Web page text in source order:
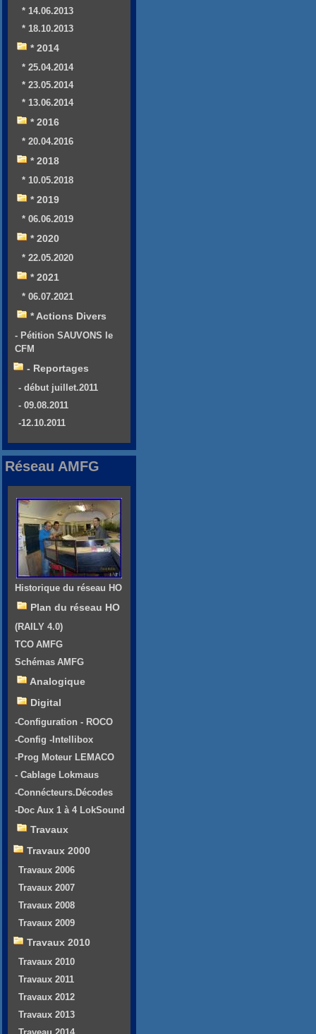
* 14.06.2013
* 18.10.2013
* 2014
* 25.04.2014
* 23.05.2014
* 13.06.2014
* 2016
* 20.04.2016
* 2018
* 10.05.2018
* 2019
* 06.06.2019
* 2020
* 22.05.2020
* 2021
* 06.07.2021
* Actions Divers
- Pétition SAUVONS le
CFM
- Reportages
- début juillet.2011
- 09.08.2011
-12.10.2011
Réseau AMFG
Historique du réseau HO
Plan du réseau HO
(RAILY 4.0)
TCO AMFG
Schémas AMFG
Analogique
Digital
-Configuration - ROCO
-Config -Intellibox
-Prog Moteur LEMACO
- Cablage Lokmaus
-Connécteurs.Décodes
-Doc Aux 1 à 4 LokSound
Travaux
Travaux 2000
Travaux 2006
Travaux 2007
Travaux 2008
Travaux 2009
Travaux 2010
Travaux 2010
Travaux 2011
Travaux 2012
Travaux 2013